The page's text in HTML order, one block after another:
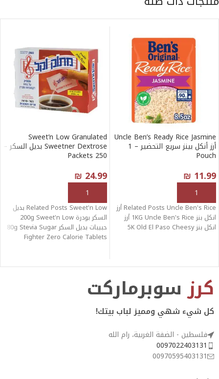
Uncle Ben’s Ready Rice Jasmine
أرز أنكل بينز سريع التحضير – 1
Pouch
₪ 11.99
إضافة إلى السلة
Related Posts Uncle Ben's Rice أرز
انكل بنز 1KG Uncle Ben's Rice أرز
انكل بنز 5K Old El Paso Cheesy
Sweet’n Low Granulated
Sweetner Dextrose بديل السكر –
250 Packets
₪ 24.99
إضافة إلى السلة
Related Posts Sweet'n Low بديل
السكر بودرة 200g Sweet'n Low
حبيبات بديل السكر 80g Stevia Sugar
Fighter Zero Calorie Tablets
كرز سوبرماركت
كل شيء شهي ومميز لباب بيتك!
فلسطين - الضفة الغربية، رام الله
0097022403131
00970595403131